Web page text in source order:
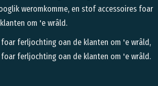
weromkomme, en stof accessoires foar
om 'e wrâld.
ferljochting oan de klanten om 'e wrâld,
ferljochting oan de klanten om 'e wrâld.